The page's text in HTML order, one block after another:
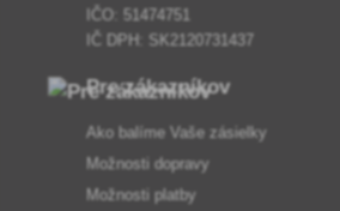
IČO: 51474751
IČ DPH: SK2120731437
Pre zákazníkov
Ako balíme Vaše zásielky
Možnosti dopravy
Možnosti platby